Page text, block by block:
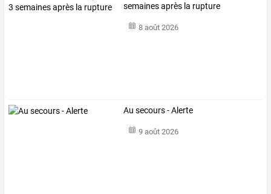
semaines après la rupture
8 août 2026
Au secours - Alerte
9 août 2026